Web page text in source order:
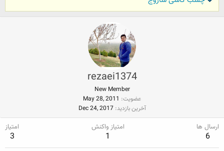
rezaei1374
New Member
عضویت May 28, 2011
آخرین بازدید Dec 24, 2017
ارسال ها
6
امتیاز واکنش
1
امتیاز
3